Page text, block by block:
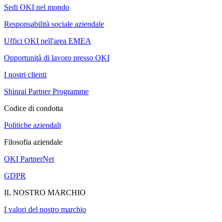
Sedi OKI nel mondo
Responsabilità sociale aziendale
Uffici OKI nell'area EMEA
Opportunità di lavoro presso OKI
I nostri clienti
Shinrai Partner Programme
Codice di condotta
Politiche aziendali
Filosofia aziendale
OKI PartnerNet
GDPR
IL NOSTRO MARCHIO
I valori del nostro marchio